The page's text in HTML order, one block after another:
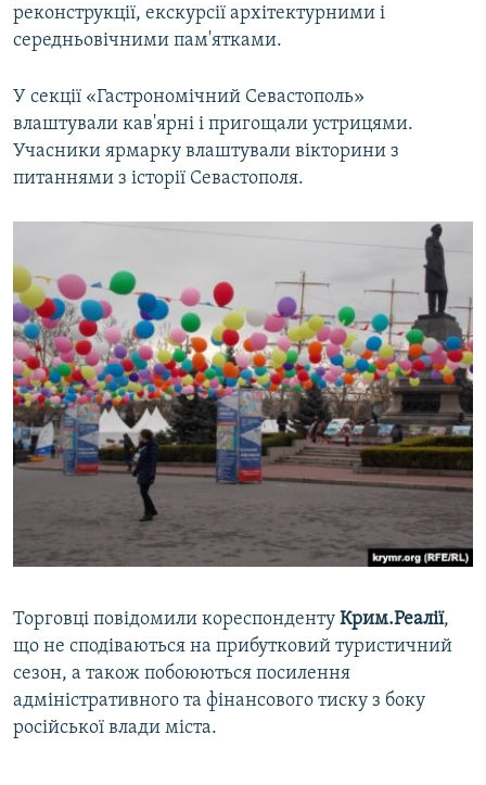
реконструкції, екскурсії арxітектурними і
середньовічними пам'ятками.
У секції «Гастрономічний Севастополь»
влаштували кав'ярні і пригощали устрицями.
Учасники ярмарку влаштували вікторини з
питаннями з історії Севастополя.
Торговці повідомили кореспонденту Крим.Реалії,
що не сподіваються на прибутковий туристичний
сезон, а також побоюються посилення
адміністративного та фінансового тиску з боку
російської влади міста.